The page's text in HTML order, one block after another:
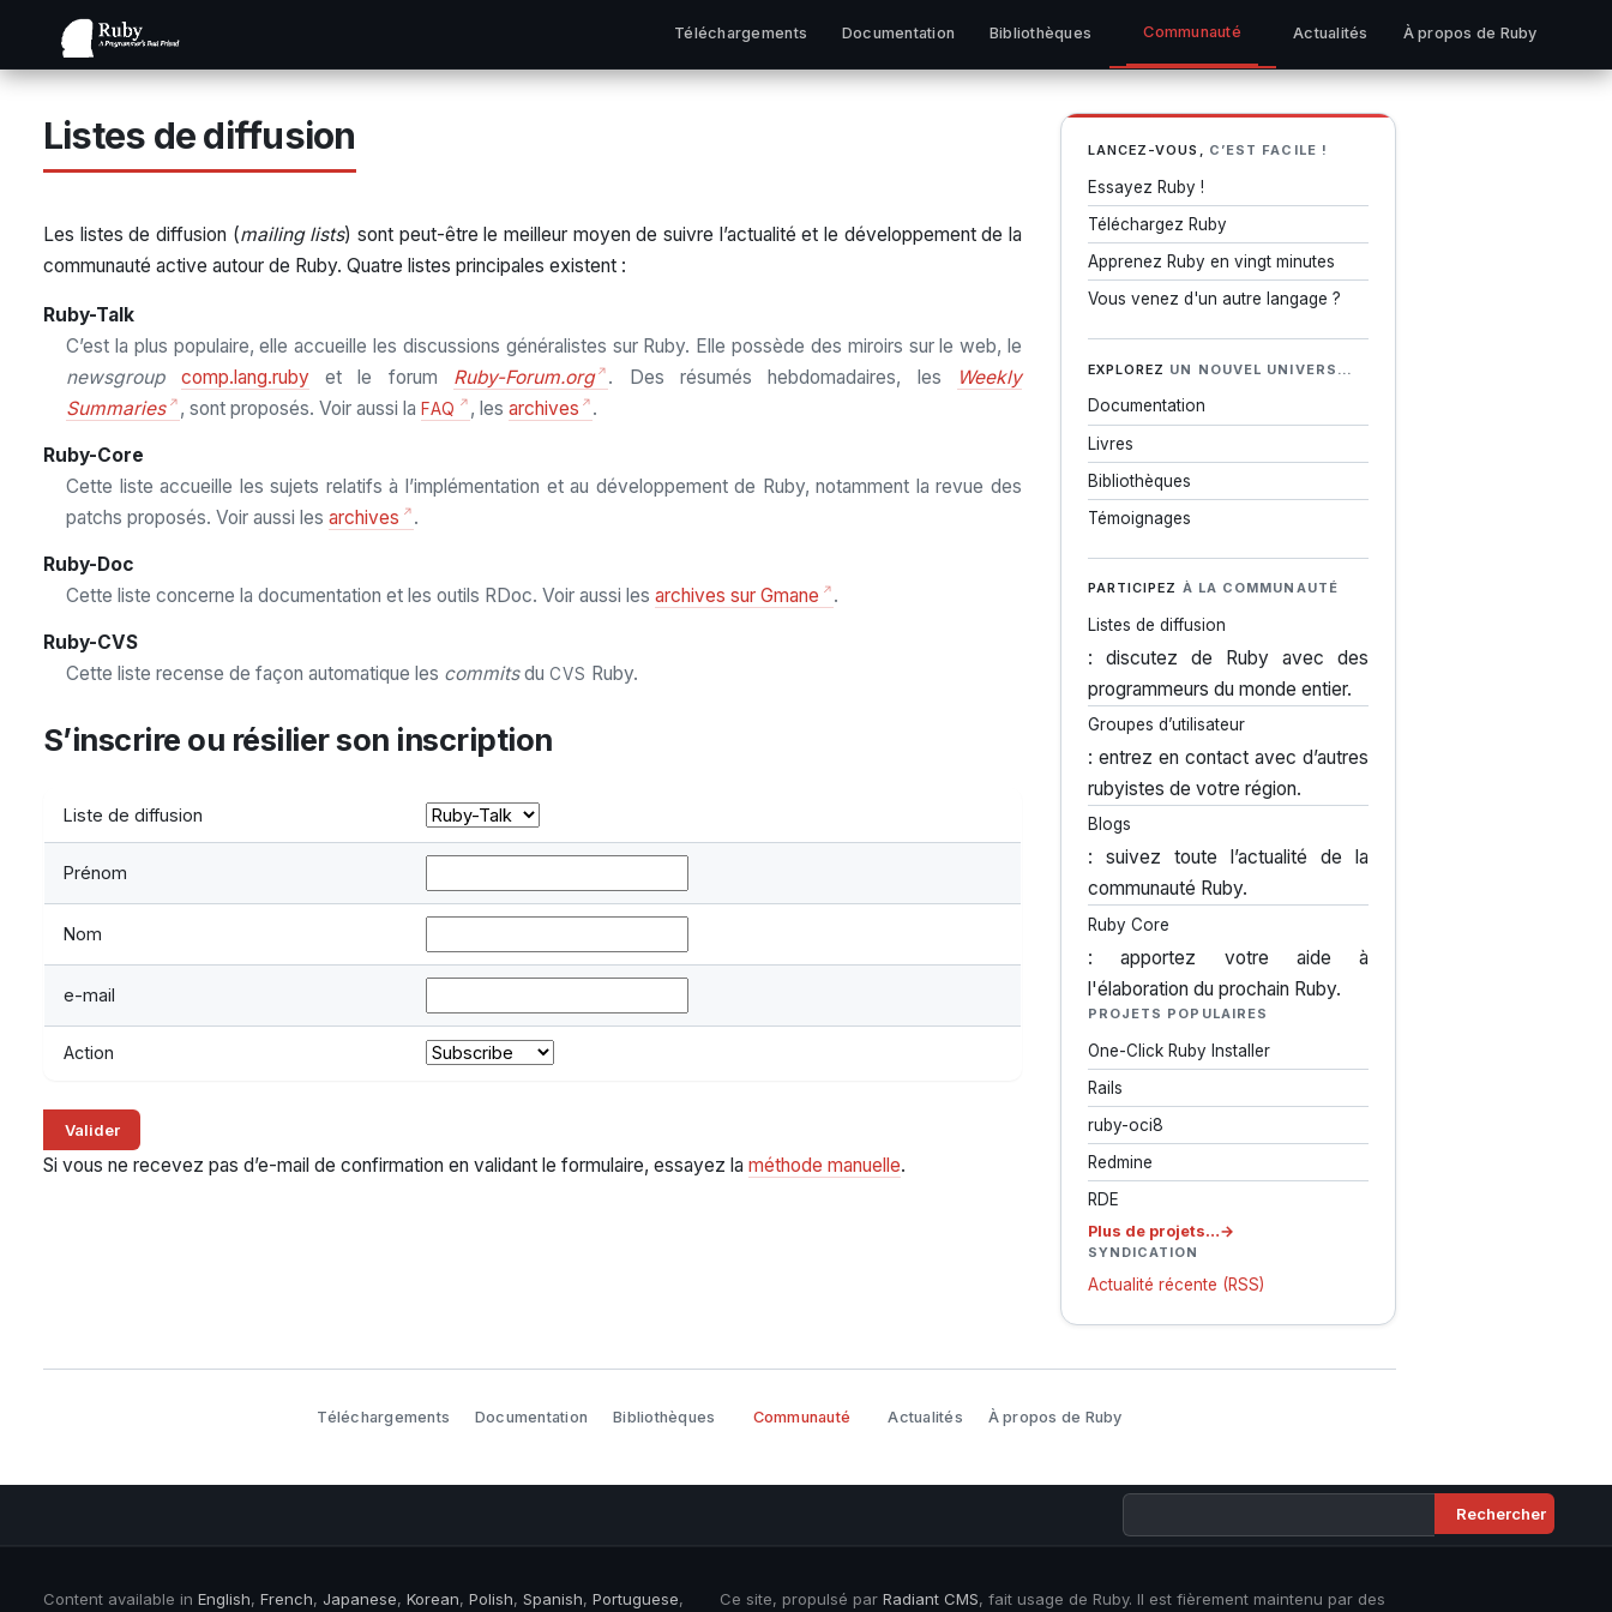
Téléchargements Documentation Bibliothèques Communauté Actualités À propos de Ruby
Listes de diffusion
Les listes de diffusion (mailing lists) sont peut-être le meilleur moyen de suivre l’actualité et le développement de la
communauté active autour de Ruby. Quatre listes principales existent :
Ruby-Talk
C’est la plus populaire, elle accueille les discussions généralistes sur Ruby. Elle possède des miroirs sur le web, le
newsgroup
comp.lang.rubyet le forum Ruby-Forum.org . Des résumés hebdomadaires, les
Weekly
Summaries
, sont proposés. Voir aussi la FAQ , les archives .
Ruby-Core
Cette liste accueille les sujets relatifs à l’implémentation et au développement de Ruby, notamment la revue des
patchs proposés. Voir aussi lesarchives .
Ruby-Doc
Cette liste concerne la documentation et les outils RDoc. Voir aussi lesarchives sur Gmane .
Ruby-CVS
Cette liste recense de façon automatique les commitsduCVS Ruby.
S’inscrire ou résilier son inscription
Liste de diffusion
Prénom
Nom
e-mail
Action
Si vous ne recevez pas d’e-mail de confirmation en validant le formulaire, essayez la méthode manuelle.
LANCEZ-VOUS, C’EST FACILE !
Essayez Ruby !
Téléchargez Ruby
Apprenez Ruby en vingt minutes
Vous venez d'un autre langage ?
EXPLOREZ UN NOUVEL UNIVERS…
Documentation
Livres
Bibliothèques
Témoignages
PARTICIPEZ À LA COMMUNAUTÉ
Listes de diffusion
: discutez de Ruby avec des
programmeurs du monde entier.
Groupes d’utilisateur
: entrez en contact avec d’autres
rubyistes de votre région.
Blogs
: suivez toute l’actualité de la
communauté Ruby.
Ruby Core
: apportez votre aide à
l'élaboration du prochain Ruby.
PROJETS POPULAIRES
One-Click Ruby Installer
Rails
ruby-oci8
Redmine
RDE
Plus de projets…
SYNDICATION
Actualité récente (RSS)
Téléchargements Documentation Bibliothèques Communauté Actualités À propos de Ruby
Content available in English, French, Japanese, Korean, Polish, Spanish, Portuguese, Ce site, propulsé par Radiant CMS, fait usage de Ruby. Il est fièrement maintenu par des